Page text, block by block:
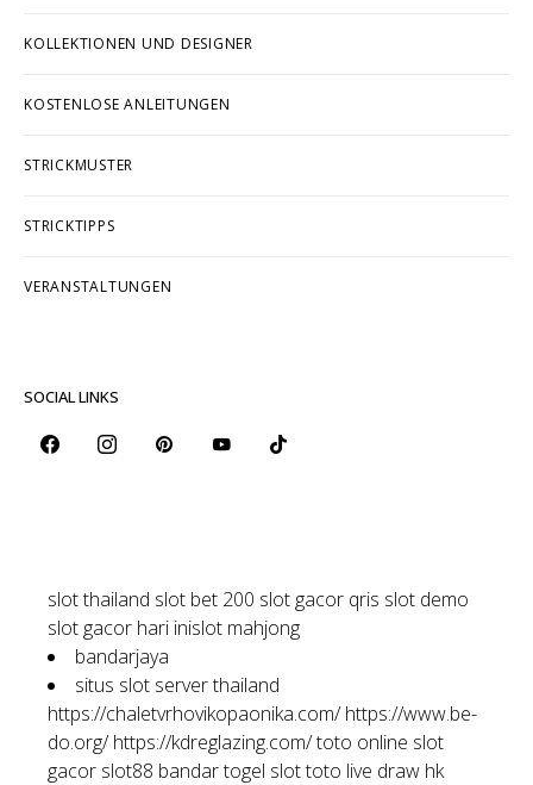
KOLLEKTIONEN UND DESIGNER
KOSTENLOSE ANLEITUNGEN
STRICKMUSTER
STRICKTIPPS
VERANSTALTUNGEN
SOCIAL LINKS
slot thailand slot bet 200 slot gacor qris slot demo
slot gacor hari inislot mahjong
bandarjaya
situs slot server thailand
https://chaletvrhovikopaonika.com/ https://www.be-
do.org/ https://kdreglazing.com/toto online slot
gacor slot88 bandar togel slot toto live draw hk